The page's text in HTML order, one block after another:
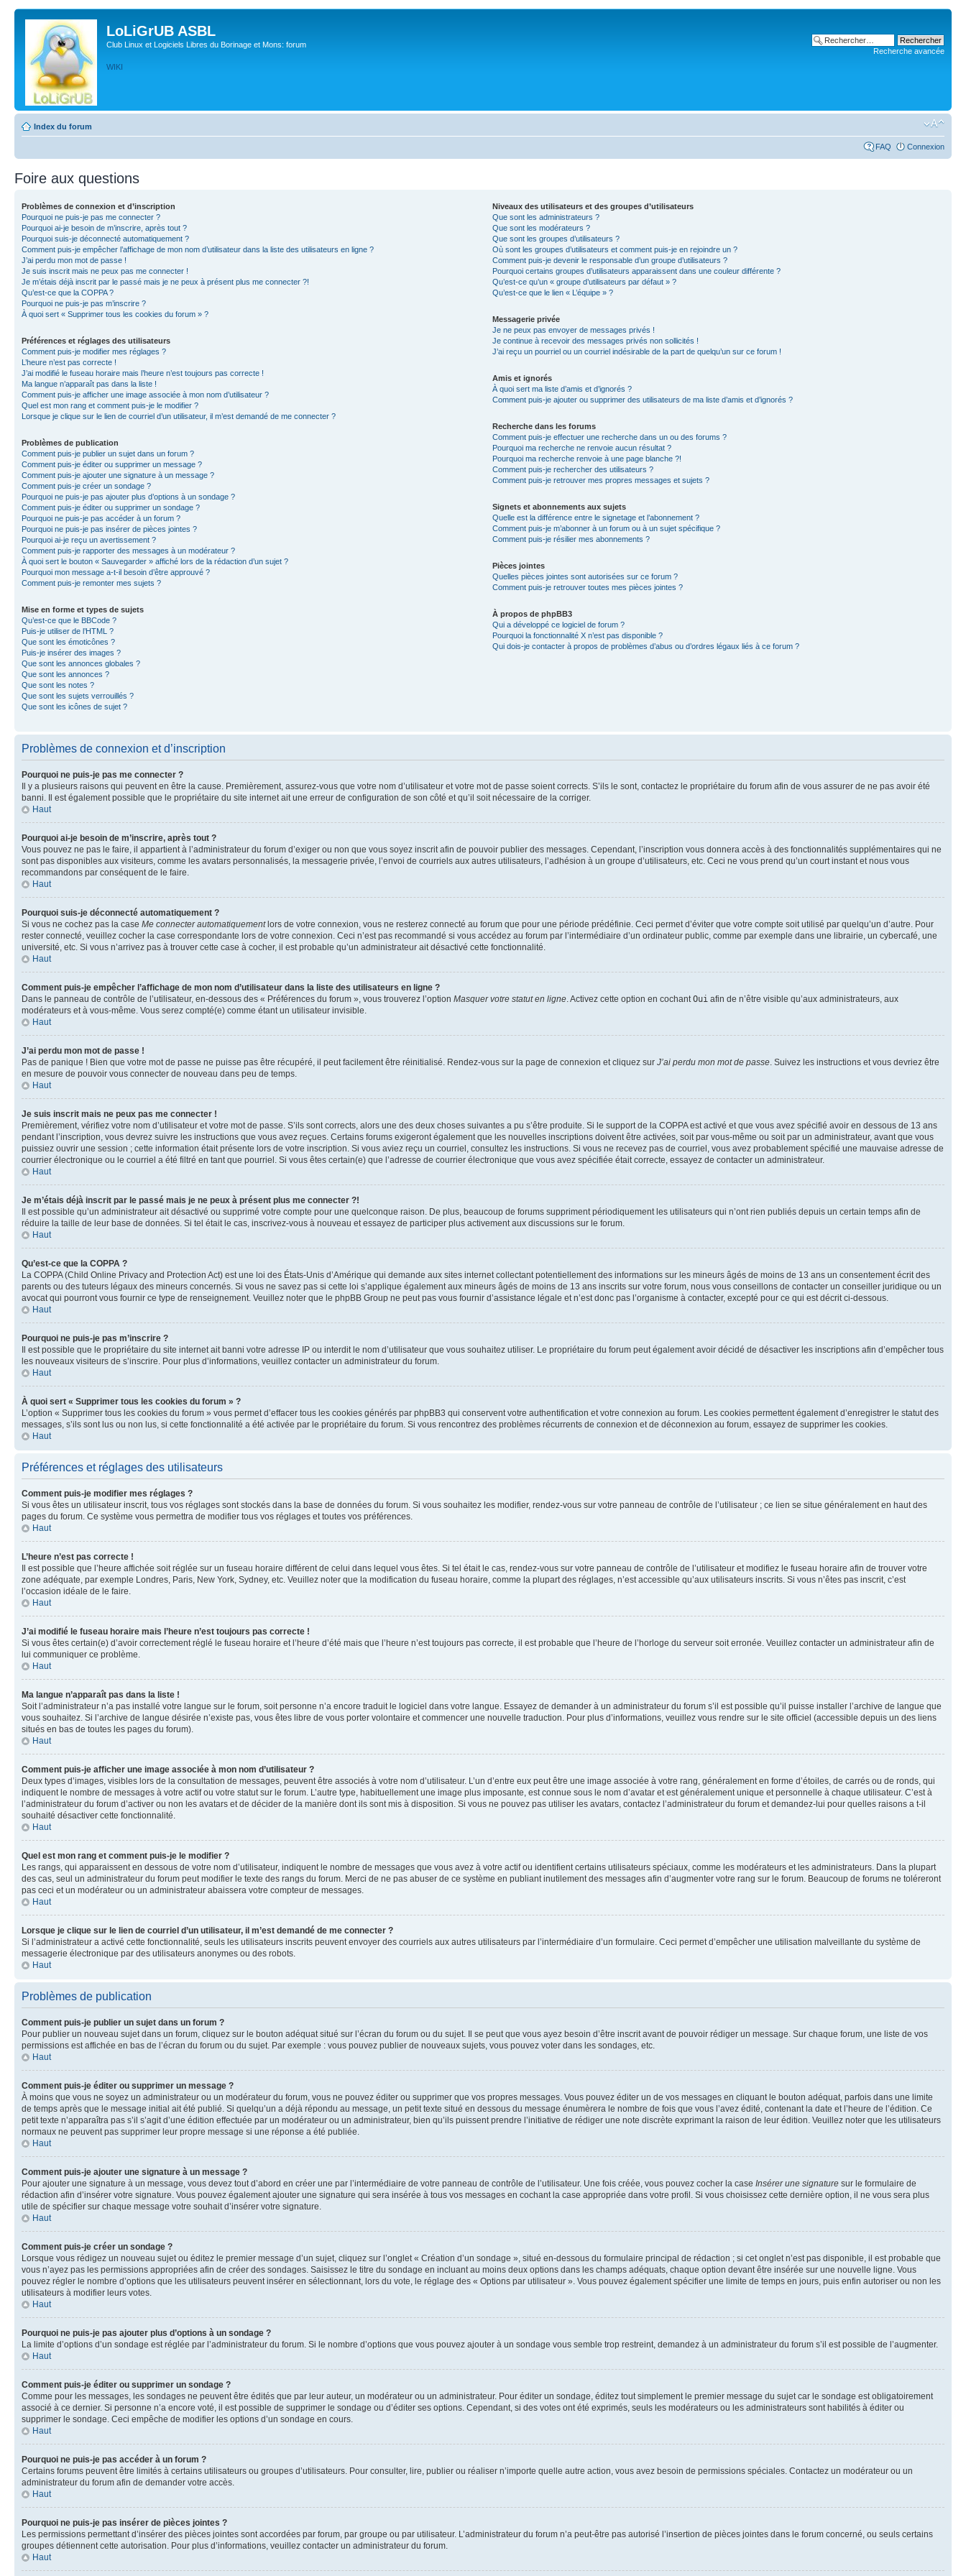
LoLiGrUB ASBL
Club Linux et Logiciels Libres du Borinage et Mons: forum
WIKI
Recherche avancée
Index du forum
FAQ Connexion
Foire aux questions
Problèmes de connexion et d’inscription
Pourquoi ne puis-je pas me connecter ?
Pourquoi ai-je besoin de m’inscrire, après tout ?
Pourquoi suis-je déconnecté automatiquement ?
Comment puis-je empêcher l’affichage de mon nom d’utilisateur dans la liste des utilisateurs en ligne ?
J’ai perdu mon mot de passe !
Je suis inscrit mais ne peux pas me connecter !
Je m’étais déjà inscrit par le passé mais je ne peux à présent plus me connecter ?!
Qu’est-ce que la COPPA ?
Pourquoi ne puis-je pas m’inscrire ?
À quoi sert « Supprimer tous les cookies du forum » ?
Préférences et réglages des utilisateurs
Comment puis-je modifier mes réglages ?
L’heure n’est pas correcte !
J’ai modifié le fuseau horaire mais l’heure n’est toujours pas correcte !
Ma langue n’apparaît pas dans la liste !
Comment puis-je afficher une image associée à mon nom d’utilisateur ?
Quel est mon rang et comment puis-je le modifier ?
Lorsque je clique sur le lien de courriel d’un utilisateur, il m’est demandé de me connecter ?
Problèmes de publication
Comment puis-je publier un sujet dans un forum ?
Comment puis-je éditer ou supprimer un message ?
Comment puis-je ajouter une signature à un message ?
Comment puis-je créer un sondage ?
Pourquoi ne puis-je pas ajouter plus d’options à un sondage ?
Comment puis-je éditer ou supprimer un sondage ?
Pourquoi ne puis-je pas accéder à un forum ?
Pourquoi ne puis-je pas insérer de pièces jointes ?
Pourquoi ai-je reçu un avertissement ?
Comment puis-je rapporter des messages à un modérateur ?
À quoi sert le bouton « Sauvegarder » affiché lors de la rédaction d’un sujet ?
Pourquoi mon message a-t-il besoin d’être approuvé ?
Comment puis-je remonter mes sujets ?
Mise en forme et types de sujets
Qu’est-ce que le BBCode ?
Puis-je utiliser de l’HTML ?
Que sont les émoticônes ?
Puis-je insérer des images ?
Que sont les annonces globales ?
Que sont les annonces ?
Que sont les notes ?
Que sont les sujets verrouillés ?
Que sont les icônes de sujet ?
Niveaux des utilisateurs et des groupes d’utilisateurs
Que sont les administrateurs ?
Que sont les modérateurs ?
Que sont les groupes d’utilisateurs ?
Où sont les groupes d’utilisateurs et comment puis-je en rejoindre un ?
Comment puis-je devenir le responsable d’un groupe d’utilisateurs ?
Pourquoi certains groupes d’utilisateurs apparaissent dans une couleur différente ?
Qu’est-ce qu’un « groupe d’utilisateurs par défaut » ?
Qu’est-ce que le lien « L’équipe » ?
Messagerie privée
Je ne peux pas envoyer de messages privés !
Je continue à recevoir des messages privés non sollicités !
J’ai reçu un pourriel ou un courriel indésirable de la part de quelqu’un sur ce forum !
Amis et ignorés
À quoi sert ma liste d’amis et d’ignorés ?
Comment puis-je ajouter ou supprimer des utilisateurs de ma liste d’amis et d’ignorés ?
Recherche dans les forums
Comment puis-je effectuer une recherche dans un ou des forums ?
Pourquoi ma recherche ne renvoie aucun résultat ?
Pourquoi ma recherche renvoie à une page blanche ?!
Comment puis-je rechercher des utilisateurs ?
Comment puis-je retrouver mes propres messages et sujets ?
Signets et abonnements aux sujets
Quelle est la différence entre le signetage et l’abonnement ?
Comment puis-je m’abonner à un forum ou à un sujet spécifique ?
Comment puis-je résilier mes abonnements ?
Pièces jointes
Quelles pièces jointes sont autorisées sur ce forum ?
Comment puis-je retrouver toutes mes pièces jointes ?
À propos de phpBB3
Qui a développé ce logiciel de forum ?
Pourquoi la fonctionnalité X n’est pas disponible ?
Qui dois-je contacter à propos de problèmes d’abus ou d’ordres légaux liés à ce forum ?
Problèmes de connexion et d’inscription
Pourquoi ne puis-je pas me connecter ?
Il y a plusieurs raisons qui peuvent en être la cause. Premièrement, assurez-vous que votre nom d’utilisateur et votre mot de passe soient corrects. S’ils le sont, contactez le propriétaire du forum afin de vous assurer de ne pas avoir été
banni. Il est également possible que le propriétaire du site internet ait une erreur de configuration de son côté et qu’il soit nécessaire de la corriger.
Haut
Pourquoi ai-je besoin de m’inscrire, après tout ?
Vous pouvez ne pas le faire, il appartient à l’administrateur du forum d’exiger ou non que vous soyez inscrit afin de pouvoir publier des messages. Cependant, l’inscription vous donnera accès à des fonctionnalités supplémentaires qui ne
sont pas disponibles aux visiteurs, comme les avatars personnalisés, la messagerie privée, l’envoi de courriels aux autres utilisateurs, l’adhésion à un groupe d’utilisateurs, etc. Ceci ne vous prend qu’un court instant et nous vous
recommandons par conséquent de le faire.
Haut
Pourquoi suis-je déconnecté automatiquement ?
Si vous ne cochez pas la case Me connecter automatiquementlors de votre connexion, vous ne resterez connecté au forum que pour une période prédéfinie. Ceci permet d’éviter que votre compte soit utilisé par quelqu’un d’autre. Pour
rester connecté, veuillez cocher la case correspondante lors de votre connexion. Ceci n’est pas recommandé si vous accédez au forum par l’intermédiaire d’un ordinateur public, comme par exemple dans une librairie, un cybercafé, une
université, etc. Si vous n’arrivez pas à trouver cette case à cocher, il est probable qu’un administrateur ait désactivé cette fonctionnalité.
Haut
Comment puis-je empêcher l’affichage de mon nom d’utilisateur dans la liste des utilisateurs en ligne ?
Dans le panneau de contrôle de l’utilisateur, en-dessous des « Préférences du forum », vous trouverez l’option Masquer votre statut en ligne. Activez cette option en cochantOui afin de n’être visible qu’aux administrateurs, aux
modérateurs et à vous-même. Vous serez compté(e) comme étant un utilisateur invisible.
Haut
J’ai perdu mon mot de passe !
Pas de panique ! Bien que votre mot de passe ne puisse pas être récupéré, il peut facilement être réinitialisé. Rendez-vous sur la page de connexion et cliquez sur J’ai perdu mon mot de passe. Suivez les instructions et vous devriez être
en mesure de pouvoir vous connecter de nouveau dans peu de temps.
Haut
Je suis inscrit mais ne peux pas me connecter !
Premièrement, vérifiez votre nom d’utilisateur et votre mot de passe. S’ils sont corrects, alors une des deux choses suivantes a pu s’être produite. Si le support de la COPPA est activé et que vous avez spécifié avoir en dessous de 13 ans
pendant l’inscription, vous devrez suivre les instructions que vous avez reçues. Certains forums exigeront également que les nouvelles inscriptions doivent être activées, soit par vous-même ou soit par un administrateur, avant que vous
puissiez ouvrir une session ; cette information était présente lors de votre inscription. Si vous aviez reçu un courriel, consultez les instructions. Si vous ne recevez pas de courriel, vous avez probablement spécifié une mauvaise adresse de
courrier électronique ou le courriel a été filtré en tant que pourriel. Si vous êtes certain(e) que l’adresse de courrier électronique que vous avez spécifiée était correcte, essayez de contacter un administrateur.
Haut
Je m’étais déjà inscrit par le passé mais je ne peux à présent plus me connecter ?!
Il est possible qu’un administrateur ait désactivé ou supprimé votre compte pour une quelconque raison. De plus, beaucoup de forums suppriment périodiquement les utilisateurs qui n’ont rien publiés depuis un certain temps afin de
réduire la taille de leur base de données. Si tel était le cas, inscrivez-vous à nouveau et essayez de participer plus activement aux discussions sur le forum.
Haut
Qu’est-ce que la COPPA ?
La COPPA (Child Online Privacy and Protection Act) est une loi des États-Unis d’Amérique qui demande aux sites internet collectant potentiellement des informations sur les mineurs âgés de moins de 13 ans un consentement écrit des
parents ou des tuteurs légaux des mineurs concernés. Si vous ne savez pas si cette loi s’applique également aux mineurs âgés de moins de 13 ans inscrits sur votre forum, nous vous conseillons de contacter un conseiller juridique ou un
avocat qui pourront vous fournir ce type de renseignement. Veuillez noter que le phpBB Group ne peut pas vous fournir d’assistance légale et n’est donc pas l’organisme à contacter, excepté pour ce qui est décrit ci-dessous.
Haut
Pourquoi ne puis-je pas m’inscrire ?
Il est possible que le propriétaire du site internet ait banni votre adresse IP ou interdit le nom d’utilisateur que vous souhaitez utiliser. Le propriétaire du forum peut également avoir décidé de désactiver les inscriptions afin d’empêcher tous
les nouveaux visiteurs de s’inscrire. Pour plus d’informations, veuillez contacter un administrateur du forum.
Haut
À quoi sert « Supprimer tous les cookies du forum » ?
L’option « Supprimer tous les cookies du forum » vous permet d’effacer tous les cookies générés par phpBB3 qui conservent votre authentification et votre connexion au forum. Les cookies permettent également d’enregistrer le statut des
messages, s’ils sont lus ou non lus, si cette fonctionnalité a été activée par le propriétaire du forum. Si vous rencontrez des problèmes récurrents de connexion et de déconnexion au forum, essayez de supprimer les cookies.
Haut
Préférences et réglages des utilisateurs
Comment puis-je modifier mes réglages ?
Si vous êtes un utilisateur inscrit, tous vos réglages sont stockés dans la base de données du forum. Si vous souhaitez les modifier, rendez-vous sur votre panneau de contrôle de l’utilisateur ; ce lien se situe généralement en haut des
pages du forum. Ce système vous permettra de modifier tous vos réglages et toutes vos préférences.
Haut
L’heure n’est pas correcte !
Il est possible que l’heure affichée soit réglée sur un fuseau horaire différent de celui dans lequel vous êtes. Si tel était le cas, rendez-vous sur votre panneau de contrôle de l’utilisateur et modifiez le fuseau horaire afin de trouver votre
zone adéquate, par exemple Londres, Paris, New York, Sydney, etc. Veuillez noter que la modification du fuseau horaire, comme la plupart des réglages, n’est accessible qu’aux utilisateurs inscrits. Si vous n’êtes pas inscrit, c’est
l’occasion idéale de le faire.
Haut
J’ai modifié le fuseau horaire mais l’heure n’est toujours pas correcte !
Si vous êtes certain(e) d’avoir correctement réglé le fuseau horaire et l’heure d’été mais que l’heure n’est toujours pas correcte, il est probable que l’heure de l’horloge du serveur soit erronée. Veuillez contacter un administrateur afin de
lui communiquer ce problème.
Haut
Ma langue n’apparaît pas dans la liste !
Soit l’administrateur n’a pas installé votre langue sur le forum, soit personne n’a encore traduit le logiciel dans votre langue. Essayez de demander à un administrateur du forum s’il est possible qu’il puisse installer l’archive de langue que
vous souhaitez. Si l’archive de langue désirée n’existe pas, vous êtes libre de vous porter volontaire et commencer une nouvelle traduction. Pour plus d’informations, veuillez vous rendre sur le site officiel (accessible depuis un des liens
situés en bas de toutes les pages du forum).
Haut
Comment puis-je afficher une image associée à mon nom d’utilisateur ?
Deux types d’images, visibles lors de la consultation de messages, peuvent être associés à votre nom d’utilisateur. L’un d’entre eux peut être une image associée à votre rang, généralement en forme d’étoiles, de carrés ou de ronds, qui
indiquent le nombre de messages à votre actif ou votre statut sur le forum. L’autre type, habituellement une image plus imposante, est connue sous le nom d’avatar et est généralement unique et personnelle à chaque utilisateur. C’est à
l’administrateur du forum d’activer ou non les avatars et de décider de la manière dont ils sont mis à disposition. Si vous ne pouvez pas utiliser les avatars, contactez l’administrateur du forum et demandez-lui pour quelles raisons a t-il
souhaité désactiver cette fonctionnalité.
Haut
Quel est mon rang et comment puis-je le modifier ?
Les rangs, qui apparaissent en dessous de votre nom d’utilisateur, indiquent le nombre de messages que vous avez à votre actif ou identifient certains utilisateurs spéciaux, comme les modérateurs et les administrateurs. Dans la plupart
des cas, seul un administrateur du forum peut modifier le texte des rangs du forum. Merci de ne pas abuser de ce système en publiant inutilement des messages afin d’augmenter votre rang sur le forum. Beaucoup de forums ne toléreront
pas ceci et un modérateur ou un administrateur abaissera votre compteur de messages.
Haut
Lorsque je clique sur le lien de courriel d’un utilisateur, il m’est demandé de me connecter ?
Si l’administrateur a activé cette fonctionnalité, seuls les utilisateurs inscrits peuvent envoyer des courriels aux autres utilisateurs par l’intermédiaire d’un formulaire. Ceci permet d’empêcher une utilisation malveillante du système de
messagerie électronique par des utilisateurs anonymes ou des robots.
Haut
Problèmes de publication
Comment puis-je publier un sujet dans un forum ?
Pour publier un nouveau sujet dans un forum, cliquez sur le bouton adéquat situé sur l’écran du forum ou du sujet. Il se peut que vous ayez besoin d’être inscrit avant de pouvoir rédiger un message. Sur chaque forum, une liste de vos
permissions est affichée en bas de l’écran du forum ou du sujet. Par exemple : vous pouvez publier de nouveaux sujets, vous pouvez voter dans les sondages, etc.
Haut
Comment puis-je éditer ou supprimer un message ?
À moins que vous ne soyez un administrateur ou un modérateur du forum, vous ne pouvez éditer ou supprimer que vos propres messages. Vous pouvez éditer un de vos messages en cliquant le bouton adéquat, parfois dans une limite
de temps après que le message initial ait été publié. Si quelqu’un a déjà répondu au message, un petit texte situé en dessous du message énumèrera le nombre de fois que vous l’avez édité, contenant la date et l’heure de l’édition. Ce
petit texte n’apparaîtra pas s’il s’agit d’une édition effectuée par un modérateur ou un administrateur, bien qu’ils puissent prendre l’initiative de rédiger une note discrète exprimant la raison de leur édition. Veuillez noter que les utilisateurs
normaux ne peuvent pas supprimer leur propre message si une réponse a été publiée.
Haut
Comment puis-je ajouter une signature à un message ?
Pour ajouter une signature à un message, vous devez tout d’abord en créer une par l’intermédiaire de votre panneau de contrôle de l’utilisateur. Une fois créée, vous pouvez cocher la case Insérer une signature sur le formulaire de
rédaction afin d’insérer votre signature. Vous pouvez également ajouter une signature qui sera insérée à tous vos messages en cochant la case appropriée dans votre profil. Si vous choisissez cette dernière option, il ne vous sera plus
utile de spécifier sur chaque message votre souhait d’insérer votre signature.
Haut
Comment puis-je créer un sondage ?
Lorsque vous rédigez un nouveau sujet ou éditez le premier message d’un sujet, cliquez sur l’onglet « Création d’un sondage », situé en-dessous du formulaire principal de rédaction ; si cet onglet n’est pas disponible, il est probable que
vous n’ayez pas les permissions appropriées afin de créer des sondages. Saisissez le titre du sondage en incluant au moins deux options dans les champs adéquats, chaque option devant être insérée sur une nouvelle ligne. Vous
pouvez régler le nombre d’options que les utilisateurs peuvent insérer en sélectionnant, lors du vote, le réglage des « Options par utilisateur ». Vous pouvez également spécifier une limite de temps en jours, puis enfin autoriser ou non les
utilisateurs à modifier leurs votes.
Haut
Pourquoi ne puis-je pas ajouter plus d’options à un sondage ?
La limite d’options d’un sondage est réglée par l’administrateur du forum. Si le nombre d’options que vous pouvez ajouter à un sondage vous semble trop restreint, demandez à un administrateur du forum s’il est possible de l’augmenter.
Haut
Comment puis-je éditer ou supprimer un sondage ?
Comme pour les messages, les sondages ne peuvent être édités que par leur auteur, un modérateur ou un administrateur. Pour éditer un sondage, éditez tout simplement le premier message du sujet car le sondage est obligatoirement
associé à ce dernier. Si personne n’a encore voté, il est possible de supprimer le sondage ou d’éditer ses options. Cependant, si des votes ont été exprimés, seuls les modérateurs ou les administrateurs sont habilités à éditer ou
supprimer le sondage. Ceci empêche de modifier les options d’un sondage en cours.
Haut
Pourquoi ne puis-je pas accéder à un forum ?
Certains forums peuvent être limités à certains utilisateurs ou groupes d’utilisateurs. Pour consulter, lire, publier ou réaliser n’importe quelle autre action, vous avez besoin de permissions spéciales. Contactez un modérateur ou un
administrateur du forum afin de demander votre accès.
Haut
Pourquoi ne puis-je pas insérer de pièces jointes ?
Les permissions permettant d’insérer des pièces jointes sont accordées par forum, par groupe ou par utilisateur. L’administrateur du forum n’a peut-être pas autorisé l’insertion de pièces jointes dans le forum concerné, ou seuls certains
groupes détiennent cette autorisation. Pour plus d’informations, veuillez contacter un administrateur du forum.
Haut